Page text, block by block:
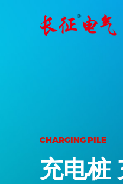
CENTENNIAL
百年长